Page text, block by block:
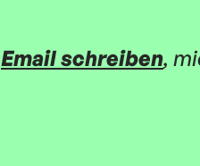
Email schreiben,